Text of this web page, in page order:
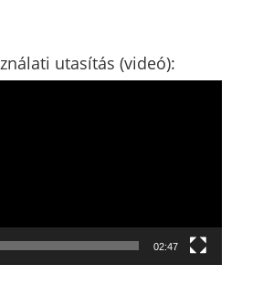
utasítás (videó):
02:47